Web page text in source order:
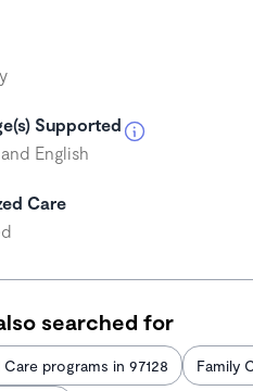
Supported
English
Care
searched for
programs in 97128 Family